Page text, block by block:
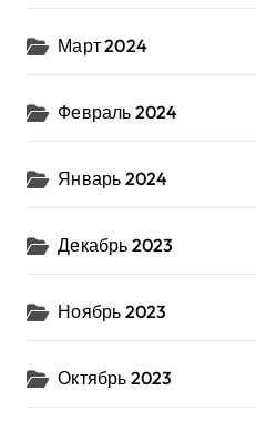
Март 2024
Февраль 2024
Январь 2024
Декабрь 2023
Ноябрь 2023
Октябрь 2023